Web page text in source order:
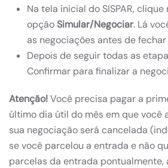
Na tela inicial do SISPAR, clique
opçãoSimular/Negociar. Lá
as negociações antes de
Depois de seguir todas as
Confirmar para finalizar a
Atenção!Você precisa pagar a
último dia útil do mês em que você
sua negociação será cancelada
se você parcelou a entrada e não
parcelas da entrada pontualmente,